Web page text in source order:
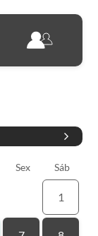
Sex Sáb
1